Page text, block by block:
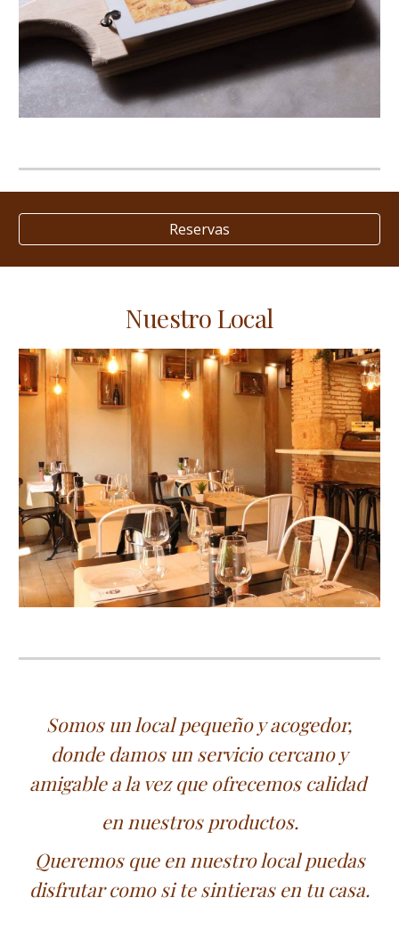
Reservas
Nuestro Local
Somos un local pequeño y acogedor,
donde damos un servicio cercano y
amigable a la vez que ofrecemos calidad
en nuestros productos.
Queremos que en nuestro local puedas
disfrutar como si te sintieras en tu casa.